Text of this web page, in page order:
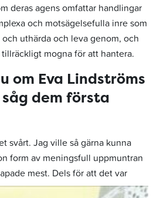
deras agens omfattar handlingar
och motsägelsefulla inre som
uthärda och leva genom, och
mogna för att hantera.
om Eva Lindströms
dem första
svårt. Jag ville så gärna kunna
form av meningsfull uppmuntran
mest. Dels för att detvar